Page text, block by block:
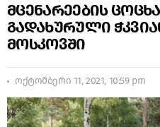
მცენარეების
გადახურული
მოსკოვში
ოქტომბერი 11, 2021, 10:59 pm